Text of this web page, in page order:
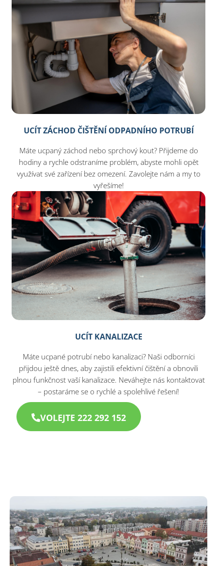
UCÍT ZÁCHOD ČIŠTĚNÍ ODPADNÍHO POTRUBÍ
Máte ucpaný záchod nebo sprchový kout? Přijdeme do
hodiny a rychle odstraníme problém, abyste mohli opět
využívat své zařízení bez omezení. Zavolejte nám a my to
vyřešíme!
UCÍT KANALIZACE
Máte ucpané potrubí nebo kanalizaci? Naši odborníci
přijdou ještě dnes, aby zajistili efektivní čištění a obnovili
plnou funkčnost vaší kanalizace. Neváhejte nás kontaktovat
– postaráme se o rychlé a spolehlivé řešení!
VOLEJTE 222 292 152